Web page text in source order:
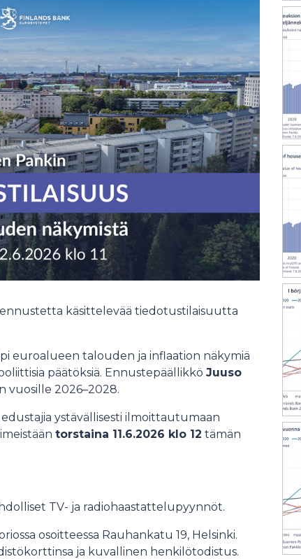
käsittelevää tiedotustilaisuutta
euroalueen talouden ja inflaation näkymiä
päätöksiä. Ennustepäällikkö Juuso
vuosille 2026–2028.
ystävällisesti ilmoittautumaan
torstaina 11.6.2026 klo 12 tämän
TV- ja radiohaastattelupyynnöt.
osoitteessa Rauhankatu 19, Helsinki.
ja kuvallinen henkilötodistus.